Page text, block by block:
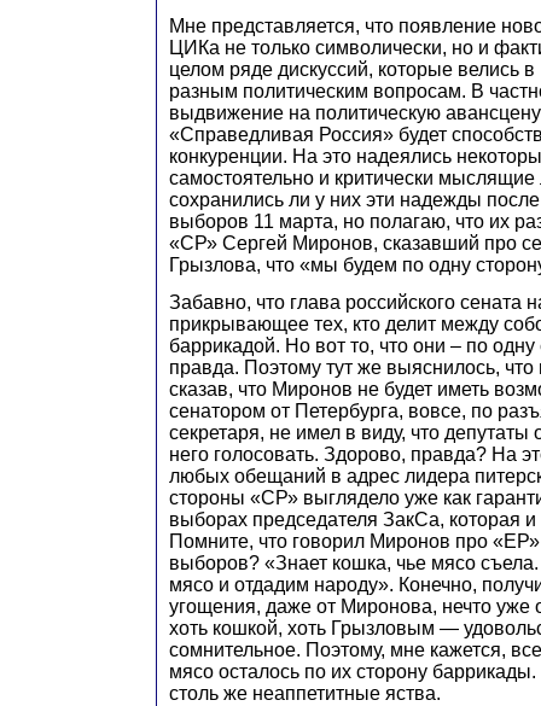
Мне представляется, что появление
ЦИКа не только символически, но и
целом ряде дискуссий, которые велись
разным политическим вопросам. В
выдвижение на политическую
«Справедливая Россия» будет
конкуренции. На это надеялись
самостоятельно и критически
сохранились ли у них эти надежды
выборов 11 марта, но полагаю, что их
«СР» Сергей Миронов, сказавший про
Грызлова, что «мы будем по одну
Забавно, что глава российского сената
прикрывающее тех, кто делит между
баррикадой. Но вот то, что они – по одну
правда. Поэтому тут же выяснилось,
сказав, что Миронов не будет иметь
сенатором от Петербурга, вовсе, по
секретаря, не имел в виду, что депутаты
него голосовать. Здорово, правда? На
любых обещаний в адрес лидера
стороны «СР» выглядело уже как
выборах председателя ЗакСа, которая
Помните, что говорил Миронов про
выборов? «Знает кошка, чье мясо
мясо и отдадим народу». Конечно,
угощения, даже от Миронова, нечто уже
хоть кошкой, хоть Грызловым —
сомнительное. Поэтому, мне кажется,
мясо осталось по их сторону
столь же неаппетитные яства.